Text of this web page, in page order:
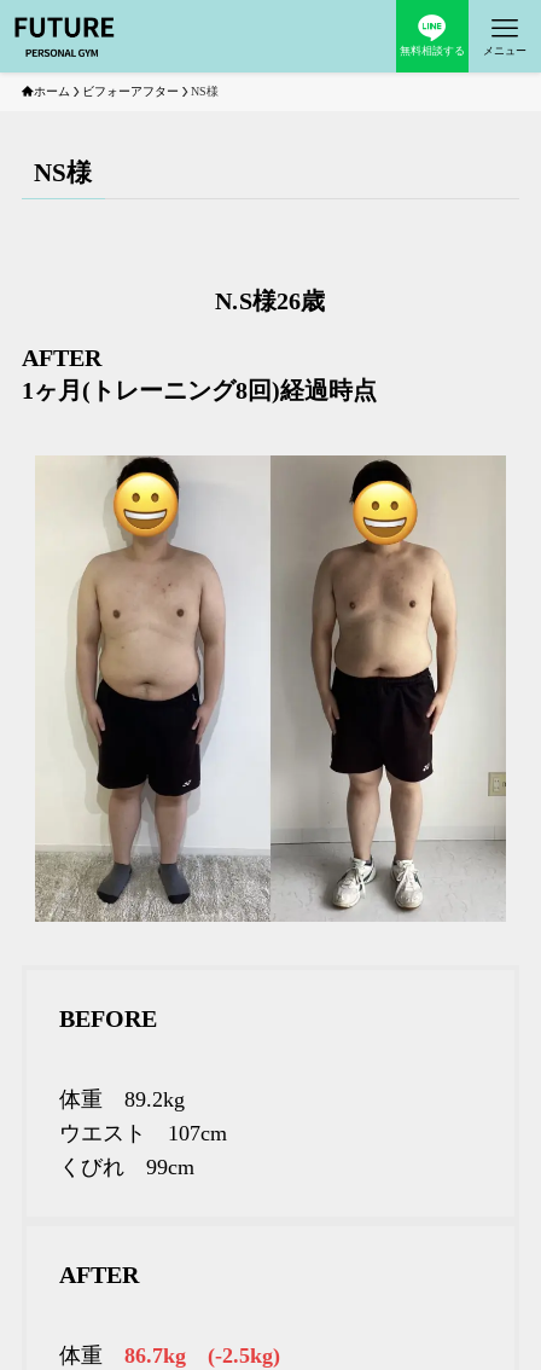
無料相談する メニュー
ホーム ビフォーアフター NS様
NS様
N.S様26歳
AFTER
1ヶ月(トレーニング8回)経過時点
BEFORE
体重 89.2kg
ウエスト 107cm
くびれ 99cm
AFTER
体重 86.7kg (-2.5kg)